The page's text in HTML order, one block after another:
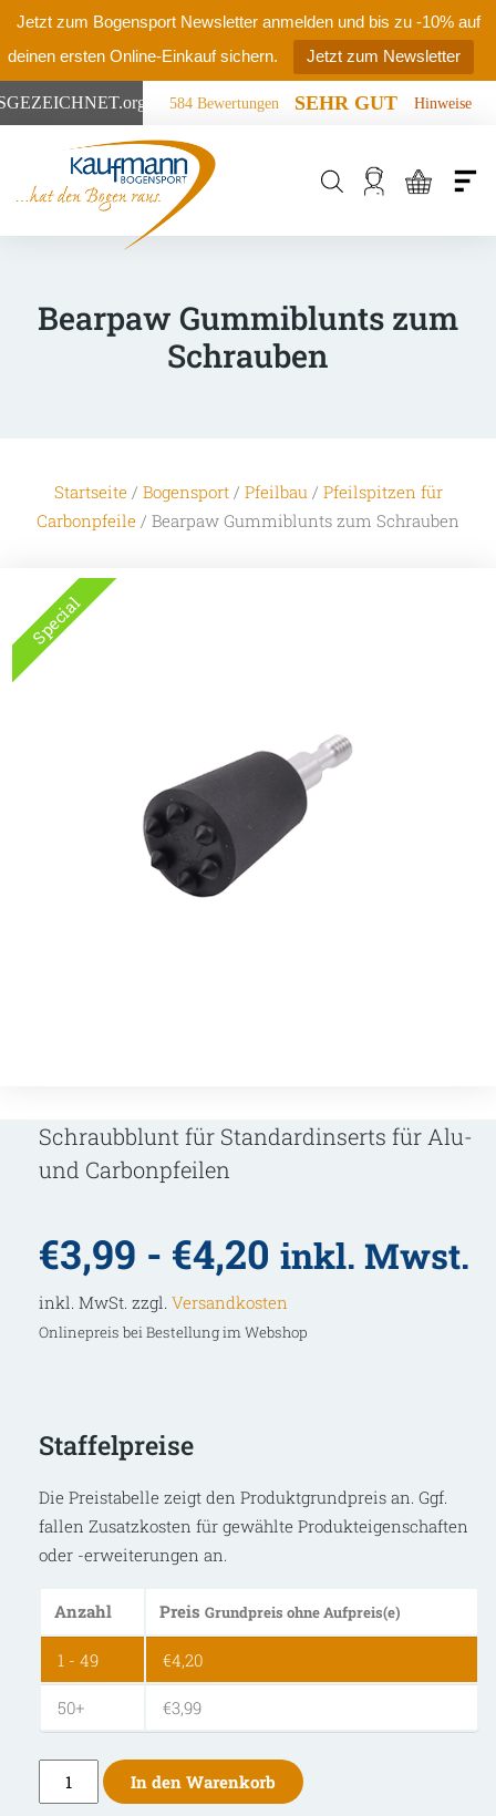
Jetzt zum Bogensport Newsletter anmelden und bis zu -10% auf
deinen ersten Online-Einkauf sichern.
Jetzt zum Newsletter
.org 584 Bewertungen SEHR GUT Hinweise
Products
search
Bearpaw Gummiblunts zum
Schrauben
Startseite / Bogensport/ Pfeilbau/ Pfeilspitzen für
Carbonpfeile / Bearpaw Gummiblunts zum Schrauben
Special
Schraubblunt für Standardinserts für Alu-
und Carbonpfeilen
€3,99 - €4,20 inkl. Mwst.
inkl. MwSt. zzgl. Versandkosten
Onlinepreis bei Bestellung im Webshop
Staffelpreise
Die Preistabelle zeigt den Produktgrundpreis an. Ggf.
fallen Zusatzkosten für gewählte Produkteigenschaften
oder -erweiterungen an.
Anzahl Preis Grundpreis ohne Aufpreis(e)
1 - 49 €4,20
50+ €3,99
Bearpaw
Gummiblunts
In den Warenkorb